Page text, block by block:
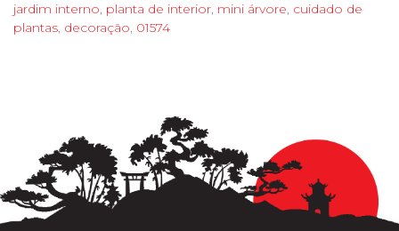
jardim interno, planta de interior, mini árvore, cuidado de
plantas, decoração, 01574